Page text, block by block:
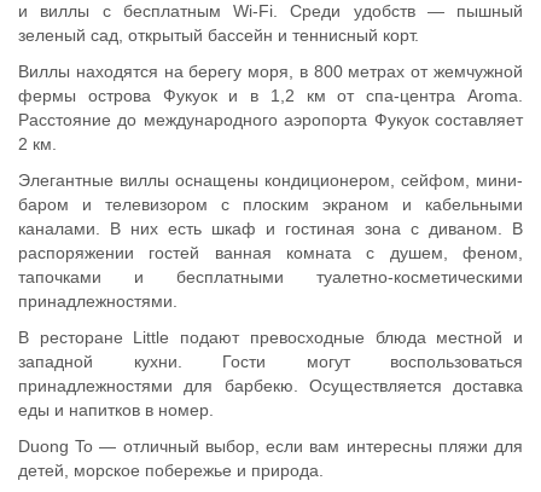
и виллы с бесплатным Wi-Fi. Среди удобств — пышный
зеленый сад, открытый бассейн и теннисный корт.
Виллы находятся на берегу моря, в 800 метрах от жемчужной
фермы острова Фукуок и в 1,2 км от спа-центра Aroma.
Расстояние до международного аэропорта Фукуок составляет
2 км.
Элегантные виллы оснащены кондиционером, сейфом, мини-
баром и телевизором с плоским экраном и кабельными
каналами. В них есть шкаф и гостиная зона с диваном. В
распоряжении гостей ванная комната с душем, феном,
тапочками и бесплатными туалетно-косметическими
принадлежностями.
В ресторане Little подают превосходные блюда местной и
западной кухни. Гости могут воспользоваться
принадлежностями для барбекю. Осуществляется доставка
еды и напитков в номер.
Duong To — отличный выбор, если вам интересны пляжи для
детей, морское побережье и природа.